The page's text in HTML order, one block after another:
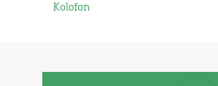
Kolofon